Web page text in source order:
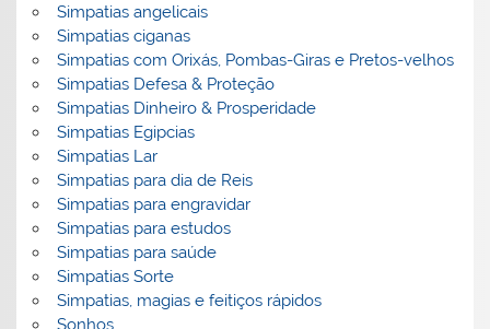
Simpatias angelicais
Simpatias ciganas
Simpatias com Orixás, Pombas-Giras e Pretos-velhos
Simpatias Defesa & Proteção
Simpatias Dinheiro & Prosperidade
Simpatias Egipcias
Simpatias Lar
Simpatias para dia de Reis
Simpatias para engravidar
Simpatias para estudos
Simpatias para saúde
Simpatias Sorte
Simpatias, magias e feitiços rápidos
Sonhos